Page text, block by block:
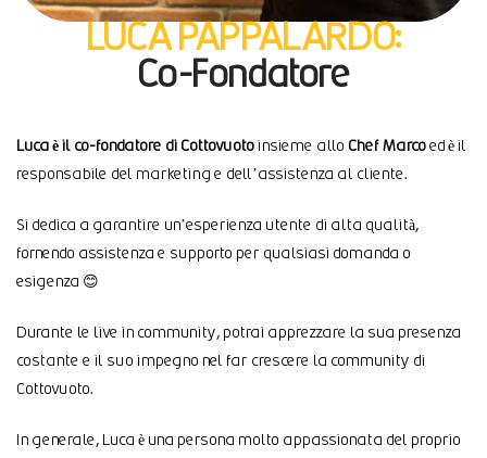
LUCA PAPPALARDO:
Co-Fondatore
Luca è il co-fondatore di Cottovuoto insieme allo Chef Marco ed è il
responsabile del marketing e dell’assistenza al cliente.
Si dedica a garantire un’esperienza utente di alta qualità,
fornendo assistenza e supporto per qualsiasi domanda o
esigenza 😊
Durante le live in community, potrai apprezzare la sua presenza
costante e il suo impegno nel far crescere la community di
Cottovuoto.
In generale, Luca è una persona molto appassionata del proprio